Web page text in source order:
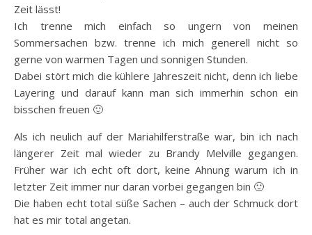
Zeit lässt!
Ich trenne mich einfach so ungern von meinen
Sommersachen bzw. trenne ich mich generell nicht so
gerne von warmen Tagen und sonnigen Stunden.
Dabei stört mich die kühlere Jahreszeit nicht, denn ich liebe
Layering und darauf kann man sich immerhin schon ein
bisschen freuen 🙂
Als ich neulich auf der Mariahilferstraße war, bin ich nach
längerer Zeit mal wieder zu Brandy Melville gegangen.
Früher war ich echt oft dort, keine Ahnung warum ich in
letzter Zeit immer nur daran vorbei gegangen bin 🙂
Die haben echt total süße Sachen – auch der Schmuck dort
hat es mir total angetan.